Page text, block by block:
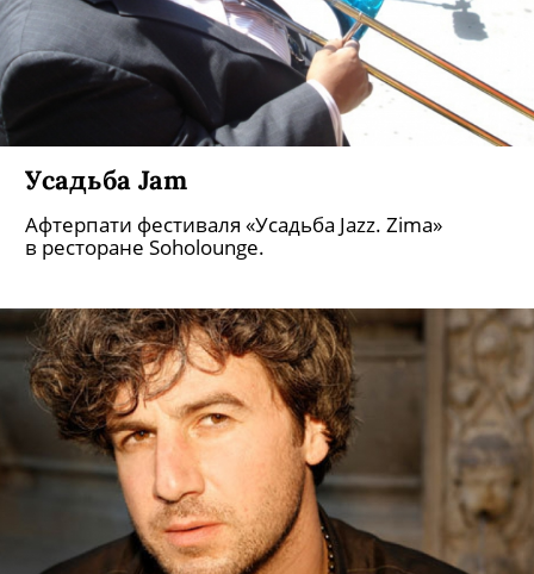
Усадьба Jam
Афтерпати фестиваля «Усадьба Jazz. Zima»
в ресторане Soholounge.